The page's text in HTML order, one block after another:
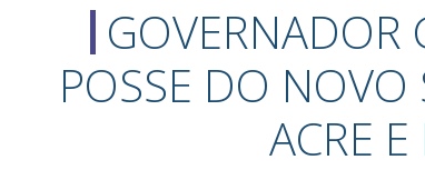
GOVERNADOR
POSSE DO
ACRE